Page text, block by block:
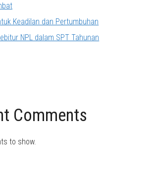
Keadilan dan Pertumbuhan
NPL dalam SPT Tahunan
Comments
to show.